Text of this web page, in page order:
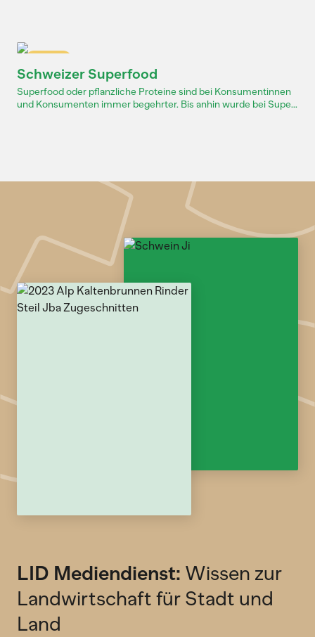
Schweizer Superfood
Superfood oder pflanzliche Proteine sind bei Konsumentinnen
und Konsumenten immer begehrter. Bis anhin wurde bei Supe...
LID Mediendienst: Wissen zur
Landwirtschaft für Stadt und
Land